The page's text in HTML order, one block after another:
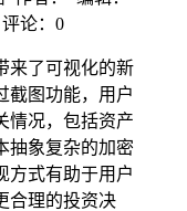
评论：0
来了可视化的新
截图功能，用户
情况，包括资产
抽象复杂的加密
方式有助于用户
合理的投资决